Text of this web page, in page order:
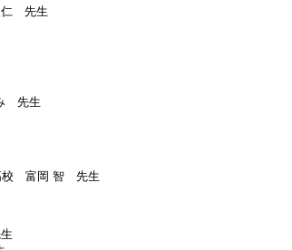
仁 先生
先生
校 富岡 智 先生